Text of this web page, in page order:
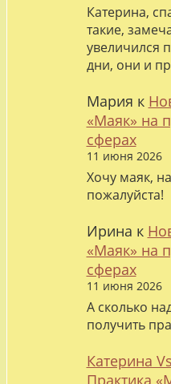
Катерина,
такие,
увеличился
дни, они и
Мария к
«Маяк» на
сферах
11 июня 2026
Хочу маяк,
пожалуйста!
Ирина к
«Маяк» на
сферах
11 июня 2026
А сколько
получить
Катерина Vs
Практика